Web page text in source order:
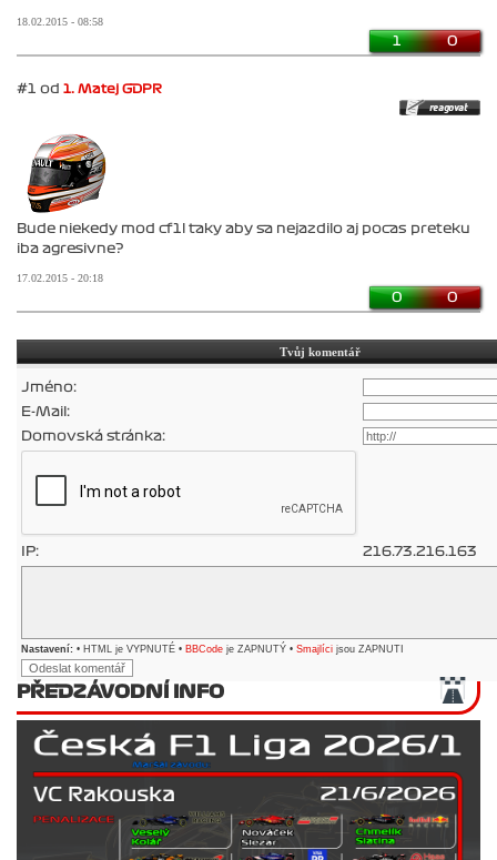
18.02.2015 - 08:58
1 0
#1 od 1. Matej GDPR
Bude niekedy mod cf1l taky aby sa nejazdilo aj pocas preteku
iba agresivne?
17.02.2015 - 20:18
0 0
Tvůj komentář
Jméno:
E-Mail:
Domovská stránka:
IP: 216.73.216.163
Nastavení: • HTML je VYPNUTÉ • BBCode je ZAPNUTÝ • Smajlíci jsou ZAPNUTI
PŘEDZÁVODNÍ INFO